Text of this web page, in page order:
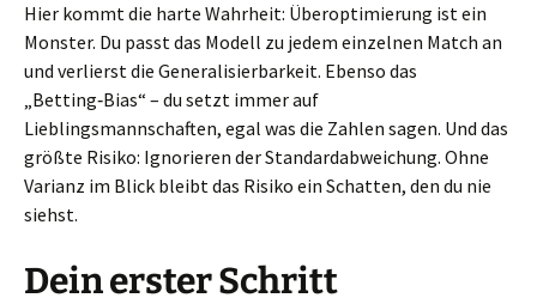
Hier kommt die harte Wahrheit: Überoptimierung ist ein
Monster. Du passt das Modell zu jedem einzelnen Match an
und verlierst die Generalisierbarkeit. Ebenso das
„Betting‑Bias“ – du setzt immer auf
Lieblingsmannschaften, egal was die Zahlen sagen. Und das
größte Risiko: Ignorieren der Standardabweichung. Ohne
Varianz im Blick bleibt das Risiko ein Schatten, den du nie
siehst.
Dein erster Schritt